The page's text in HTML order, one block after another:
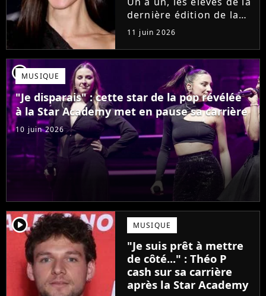
Star Academy
dernière édition de la
Star Academy se font
une place dans le nid.
Dans le sillage d'Ambre,
c'est au tour de Lily
Campa de présenter
son univers à travers...
11 juin 2026
player2MUSIQUE
"Je disparais" : cette star de la pop révélée
à la Star Academy met en pause sa carrière
10 juin 2026
player2 MUSIQUE
"Je suis prêt à mettre
de côté..." : Théo P
cash sur sa carrière
après la Star Academy